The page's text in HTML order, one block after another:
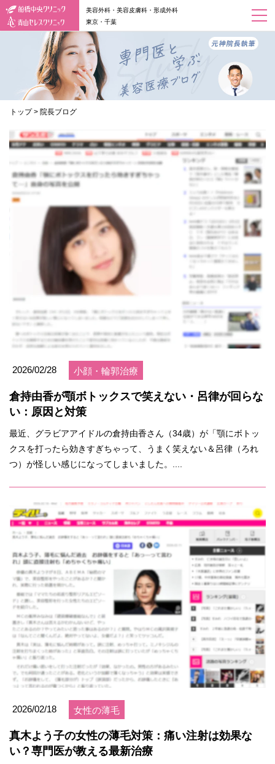
美容外科・美容皮膚科・形成外科
東京・千葉
トップ > 院長ブログ
2026/02/28 小顔・輪郭治療
倉持由香が顎ボトックスで笑えない・呂律が回らな
い：原因と対策
最近、グラビアアイドルの倉持由香さん（34歳）が「顎にボトッ
クスを打ったら効きすぎちゃって、うまく笑えない＆呂律（ろれ
つ）が怪しい感じになってしまいました。....
2026/02/18 女性の薄毛
真木よう子の女性の薄毛対策：痛い注射は効果な
い？専門医が教える最新治療